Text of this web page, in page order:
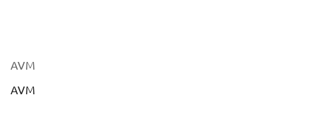
AVM
AVM